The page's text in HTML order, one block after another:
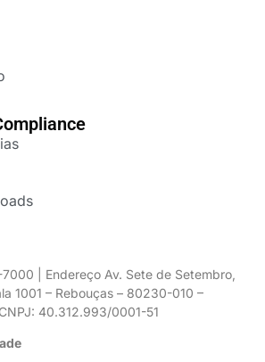
| Endereço Av. Sete de Setembro,
1001 – Rebouças – 80230-010 –
40.312.993/0001-51